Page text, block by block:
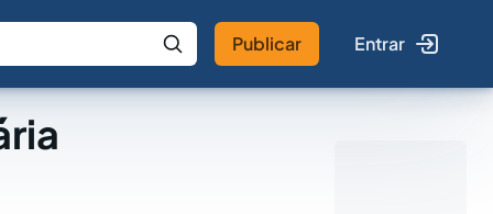
IA Buscar no Jus
Publicar Entrar